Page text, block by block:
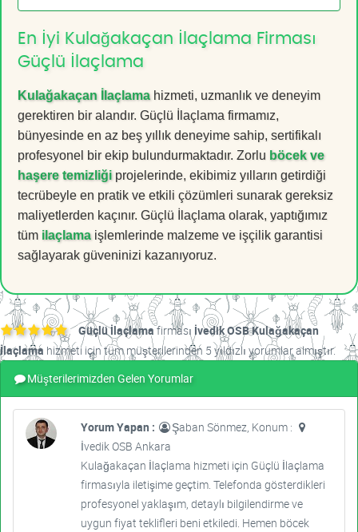
En İyi Kulağakaçan İlaçlama Firması
Güçlü İlaçlama
Kulağakaçan İlaçlamahizmeti, uzmanlık ve deneyim
gerektiren bir alandır. Güçlü İlaçlama firmamız,
bünyesinde en az beş yıllık deneyime sahip, sertifikalı
profesyonel bir ekip bulundurmaktadır. Zorlu böcek ve
haşere temizliği projelerinde, ekibimiz yılların getirdiği
tecrübeyle en pratik ve etkili çözümleri sunarak gereksiz
maliyetlerden kaçınır. Güçlü İlaçlama olarak, yaptığımız
tüm ilaçlamaişlemlerinde malzeme ve işçilik garantisi
sağlayarak güveninizi kazanıyoruz.
Güçlü İlaçlamafirması İvedik OSB Kulağakaçan
İlaçlama hizmeti için tüm müşterilerinden 5 yıldızlı yorumlar almıştır.
Müşterilerimizden Gelen Yorumlar
Yorum Yapan :
Şaban Sönmez, Konum :
İvedik OSB Ankara
Kulağakaçan İlaçlama hizmeti için Güçlü İlaçlama
firmasıyla iletişime geçtim. Telefonda gösterdikleri
profesyonel yaklaşım, detaylı bilgilendirme ve
uygun fiyat teklifleri beni etkiledi. Hemen böcek